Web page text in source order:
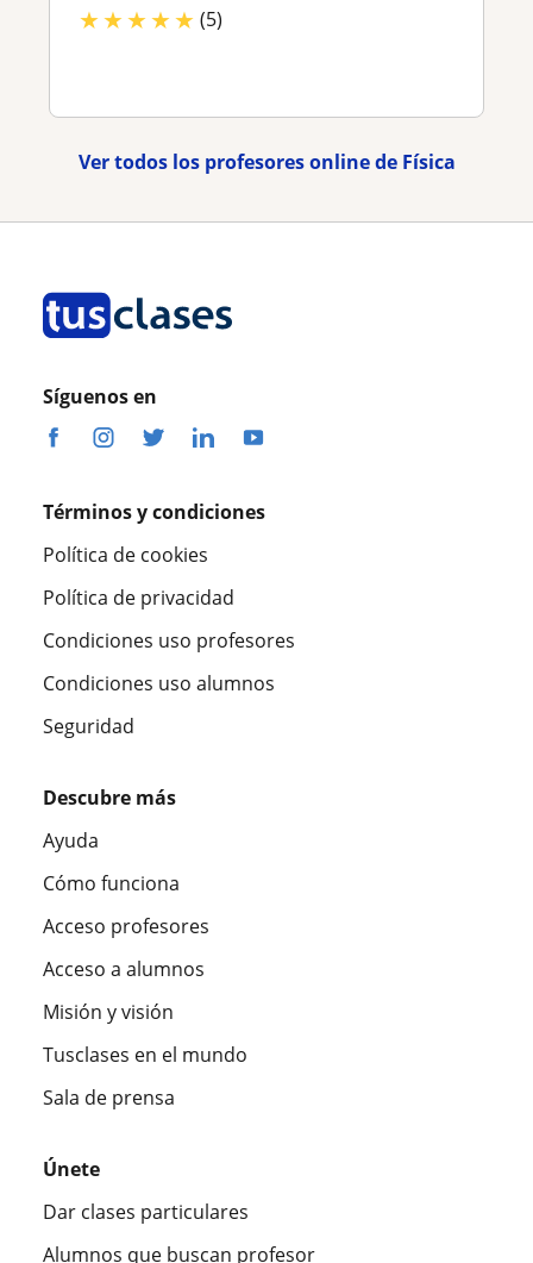
★★★★★ (5)
Ver todos los profesores online de Física
Síguenos en
Términos y condiciones
Política de cookies
Política de privacidad
Condiciones uso profesores
Condiciones uso alumnos
Seguridad
Descubre más
Ayuda
Cómo funciona
Acceso profesores
Acceso a alumnos
Misión y visión
Tusclases en el mundo
Sala de prensa
Únete
Dar clases particulares
Alumnos que buscan profesor